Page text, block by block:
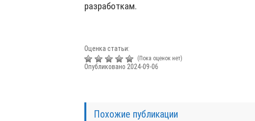
разработкам.
Оценка статьи:
(Пока оценок нет)
Опубликовано 2024-09-06
Похожие публикации